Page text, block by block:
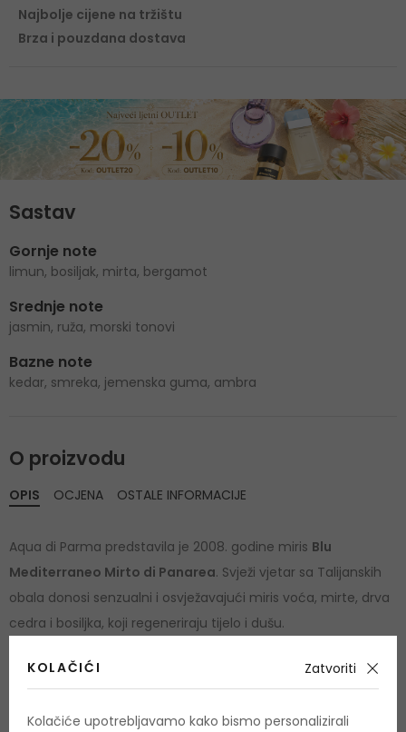
Najbolje cijene na tržištu
Brza i pouzdana dostava
Sastav
Gornje note
limun, bosiljak, mirta, bergamot
Srednje note
jasmin, ruža, morski tonovi
Bazne note
kedar, smreka, jemenska guma, ambra
O proizvodu
OPIS
Aqua di Parma predstavila je 2008. godine miris Blu
Mediterraneo Mirto di Panarea. Svježi vjetar sa Talijanskih
obala donosi senzualni i osvježavajući miris voća, mirte, drva
cedra i bosiljka, koji regeneriraju tijelo i dušu.
OCJENA OSTALE INFORMACIJE
KOLAČIĆI Zatvoriti
Kolačiće upotrebljavamo kako bismo personalizirali